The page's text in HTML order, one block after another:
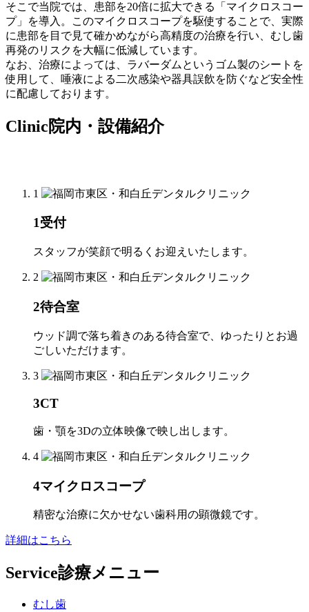
そこで当院では、患部を20倍に拡大できる「マイクロスコー
プ」を導入。このマイクロスコープを駆使することで、実際
に患部を目で見て確かめながら高精度の治療を行い、むし歯
再発のリスクを大幅に低減しています。
なお、治療によっては、ラバーダムというゴム製のシートを
使用して、唾液による二次感染や器具誤飲を防ぐなど安全性
に配慮しております。
Clinic院内・設備紹介
1
1受付
スタッフが笑顔で明るくお迎えいたします。
2
2待合室
ウッド調で落ち着きのある待合室で、ゆったりとお過
ごしいただけます。
3
3CT
歯・顎を3Dの立体映像で映し出します。
4
4マイクロスコープ
精密な治療に欠かせない歯科用の顕微鏡です。
詳細はこちら
Service診療メニュー
むし歯